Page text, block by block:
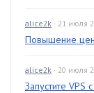
alice2k · 21 июля
Повышение
alice2k · 20 июля
Запустите VPS